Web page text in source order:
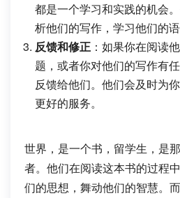
都是一个学习和实践的机会
析他们的写作，学习他们的语
反馈和修正 ：如果你在阅读
题，或者你对他们的写作有
反馈给他们。他们会及时为
更好的服务。
世界，是一个书，留学生，是
者。他们在阅读这本书的过程
们的思想，舞动他们的智慧。